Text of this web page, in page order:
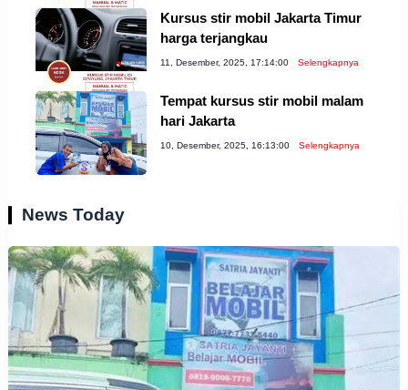
Kursus stir mobil Jakarta Timur
harga terjangkau
11, Desember, 2025, 17:14:00 Selengkapnya
Tempat kursus stir mobil malam
hari Jakarta
10, Desember, 2025, 16:13:00 Selengkapnya
News Today